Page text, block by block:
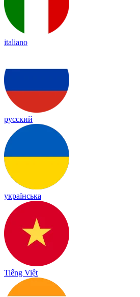
italiano
русский
українська
Tiếng Việt